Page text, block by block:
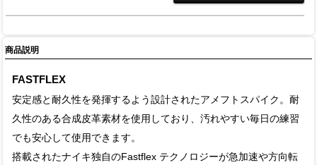
商品説明
FASTFLEX
安定感と耐久性を発揮するよう設計されたアメフトスパイク。耐
久性のある合成皮革素材を使用しており、汚れやすい毎日の練習
でも安心して使用できます。
搭載されたナイキ独自のFastflex テクノロジーが急加速や方向転